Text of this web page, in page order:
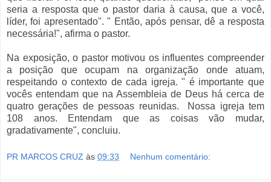
seria a resposta que o pastor daria à causa, que a você,
líder, foi apresentado". " Então, após pensar, dê a resposta
necessária!", afirma o pastor.
Na exposição, o pastor motivou os influentes compreender
a posição que ocupam na organização onde atuam,
respeitando o contexto de cada igreja. " é importante que
vocês entendam que na Assembleia de Deus há cerca de
quatro gerações de pessoas reunidas. Nossa igreja tem
108 anos. Entendam que as coisas vão mudar,
gradativamente", concluiu.
PR MARCOS CRUZ às 09:33 Nenhum comentário: